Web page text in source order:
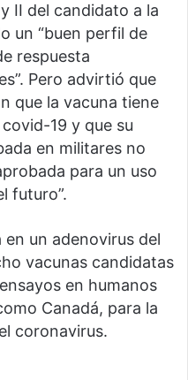
II del candidato a la
un “buen perfil de
respuesta
Pero advirtió que
que la vacuna tiene
19 y que su
en militares no
para un uso
futuro”.
en un adenovirus del
vacunas candidatas
en humanos
Canadá, para la
coronavirus.